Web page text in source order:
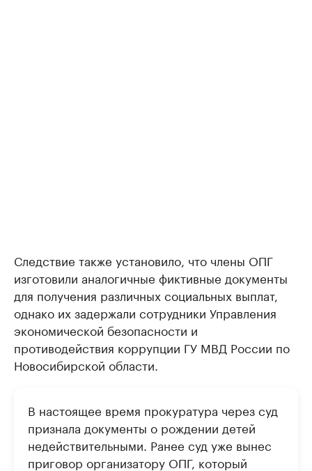
Следствие также установило, что члены ОПГ
изготовили аналогичные фиктивные документы
для получения различных социальных выплат,
однако их задержали сотрудники Управления
экономической безопасности и
противодействия коррупции ГУ МВД России по
Новосибирской области.
В настоящее время прокуратура через суд
признала документы о рождении детей
недействительными. Ранее суд уже вынес
приговор организатору ОПГ, который